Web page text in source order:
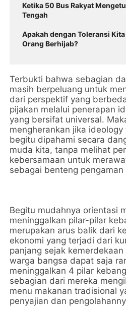
Ketika 50 Bus Rakyat
Tengah
Apakah dengan Toleransi
Orang Berhijab?
Terbukti bahwa sebagian
masih berpeluang untuk
dari perspektif yang
pijakan melalui penerapan
yang bersifat universal.
mengherankan jika
begitu dipahami secara
muda kita, tanpa melihat
kebersamaan untuk
sebagai benteng pengaman
Begitu mudahnya orientasi
meninggalkan pilar-pilar
merupakan arus balik dari
ekonomi yang terjadi dari
panjang sejak
warga bangsa dapat saja
meninggalkan 4 pilar
sebagian dari mereka
menu makanan tradisional
penyajian dan